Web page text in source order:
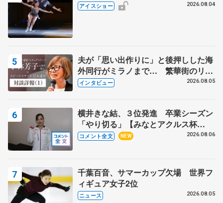
アイスショー 2026.08.04
夫が「思い出作りに」と後押しした海
外同行がミラノまで… 繁華街のリン
クでは不良のお兄さんも味方に 小林
インタビュー 2026.08.05
横井きな結、３位発進 卒業シーズン
「やり切る」【みなとアクルス杯
SP】
コメント全文 NEW 2026.08.06
千葉百音、サマーカップ欠場 世界フ
ィギュア女子2位
ニュース 2026.08.05